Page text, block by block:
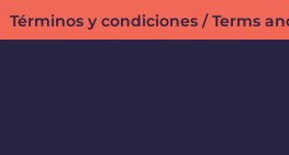
Términos y condiciones / Terms